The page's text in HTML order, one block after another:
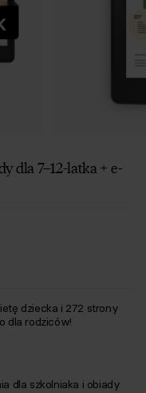
dla 7–12-latka + e-
dziecka i 272 strony
dla rodziców!
dla szkolniaka i obiady